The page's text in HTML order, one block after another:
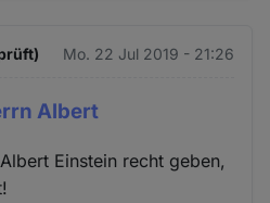
Mo. 22 Jul 2019 - 21:26
Albert
Einstein recht geben,